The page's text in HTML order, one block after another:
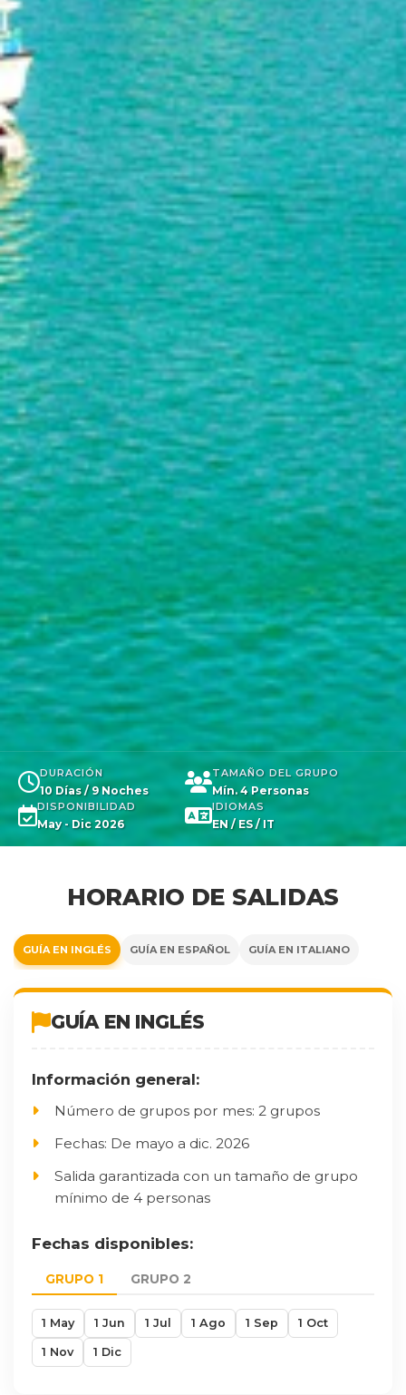
DURACIÓN
10 Días / 9 Noches
TAMAÑO DEL GRUPO
Mín. 4 Personas
DISPONIBILIDAD
May - Dic 2026
IDIOMAS
EN / ES / IT
HORARIO DE SALIDAS
GUÍA EN INGLÉS GUÍA EN ESPAÑOL GUÍA EN ITALIANO
GUÍA EN INGLÉS
Información general:
Número de grupos por mes: 2 grupos
Fechas: De mayo a dic. 2026
Salida garantizada con un tamaño de grupo
mínimo de 4 personas
Fechas disponibles:
GRUPO 1 GRUPO 2
1 May 1 Jun 1 Jul 1 Ago 1 Sep 1 Oct
1 Nov 1 Dic